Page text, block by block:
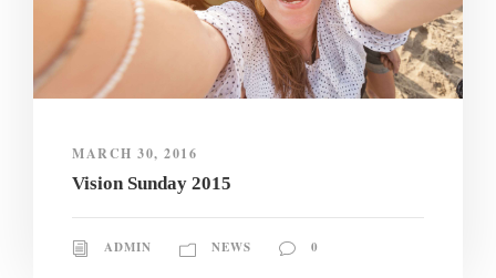
MARCH 30, 2016
Vision Sunday 2015
ADMIN NEWS 0